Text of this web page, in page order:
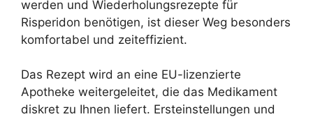
werden und Wiederholungsrezepte für
Risperidon benötigen, ist dieser Weg besonders
komfortabel und zeiteffizient.
Das Rezept wird an eine EU-lizenzierte
Apotheke weitergeleitet, die das Medikament
diskret zu Ihnen liefert. Ersteinstellungen und